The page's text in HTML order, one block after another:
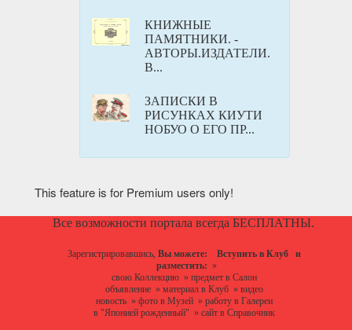
КНИЖНЫЕ
ПАМЯТНИКИ. -
АВТОРЫ.ИЗДАТЕЛИ.
В...
ЗАПИСКИ В
РИСУНКАХ КИУТИ
НОБУО О ЕГО ПР...
This feature is for Premium users only!
Все возможности портала всегда БЕСПЛАТНЫ.
Зарегистрировавшись, Вы можете: Вступить в Клуб
и
разместить: »
свою Коллекцию» предмет в Салон
объявление» материал в Клуб» видео
новость» фото в Музей» работу в Галереи
в "Японией рожденный" » сайт в Справочник